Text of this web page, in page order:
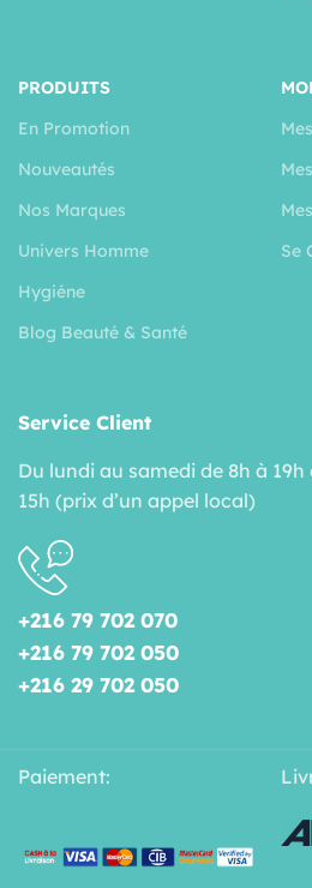
PRODUITS
En Promotion
Nouveautés
Nos Marques
Univers Homme
Hygiéne
Blog Beauté & Santé
Se
Service Client
Du lundi au samedi de 8h à
15h (prix d’un appel local)
+216 79 702 070
+216 79 702 050
+216 29 702 050
Paiement: